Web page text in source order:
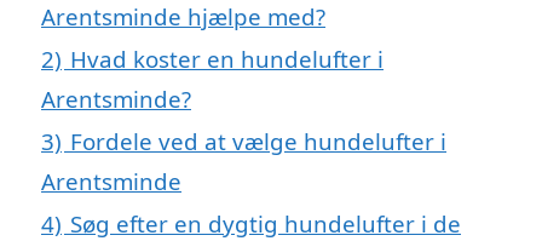
Arentsminde hjælpe med?
2) Hvad koster en hundelufter i
Arentsminde?
3) Fordele ved at vælge hundelufter i
Arentsminde
4) Søg efter en dygtig hundelufter i de